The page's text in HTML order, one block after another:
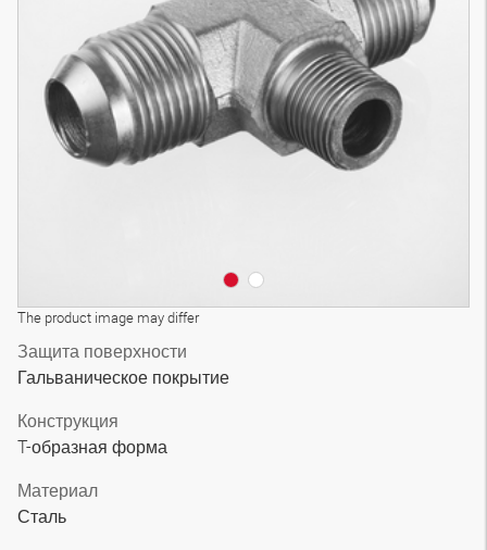
The product image may differ
Защита поверхности
Гальваническое покрытие
Конструкция
T-образная форма
Материал
Сталь